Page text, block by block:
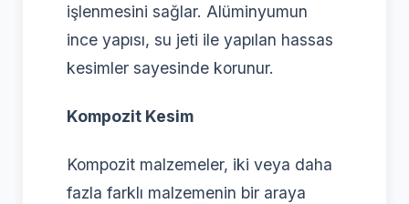
işlenmesini sağlar. Alüminyumun
ince yapısı, su jeti ile yapılan hassas
kesimler sayesinde korunur.
Kompozit Kesim
Kompozit malzemeler, iki veya daha
fazla farklı malzemenin bir araya